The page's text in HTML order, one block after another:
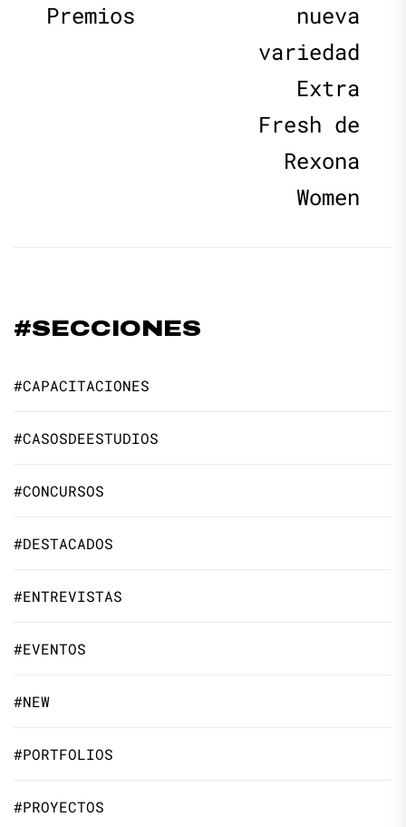
Premios
nueva
variedad
Extra
Fresh de
Rexona
Women
#SECCIONES
#CAPACITACIONES
#CASOSDEESTUDIOS
#CONCURSOS
#DESTACADOS
#ENTREVISTAS
#EVENTOS
#NEW
#PORTFOLIOS
#PROYECTOS